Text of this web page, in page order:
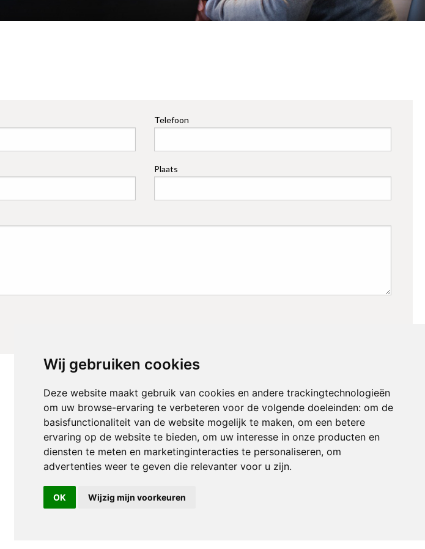
Wij gebruiken cookies
Deze website maakt gebruik van cookies en andere trackingtechnologieën
om uw browse-ervaring te verbeteren voor de volgende doeleinden: om de
basisfunctionaliteit van de website mogelijk te maken, om een betere
ervaring op de website te bieden, om uw interesse in onze producten en
diensten te meten en marketinginteracties te personaliseren, om
advertenties weer te geven die relevanter voor u zijn.
OK Wijzig mijn voorkeuren
Telefoon
Plaats